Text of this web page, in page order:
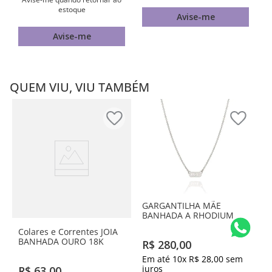
estoque
Avise-me
Avise-me
QUEM VIU, VIU TAMBÉM
Colares e Correntes JOIA
BANHADA OURO 18K
GARGANTILHA MÃE
BANHADA A RHODIUM
R$ 280,00
Em até 10x R$ 28,00 sem
juros